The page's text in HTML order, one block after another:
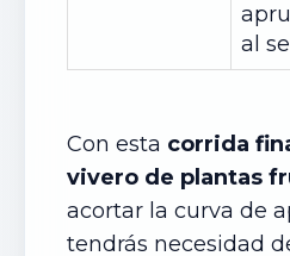
al
Con esta corrida
vivero de plantas
acortar la curva de
tendrás necesidad